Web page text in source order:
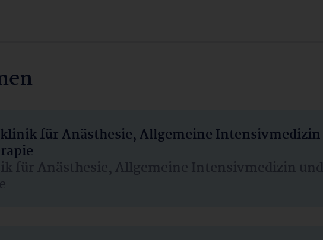
für Anästhesie, Allgemeine Intensivmedizin
für Anästhesie, Allgemeine Intensivmedizin und